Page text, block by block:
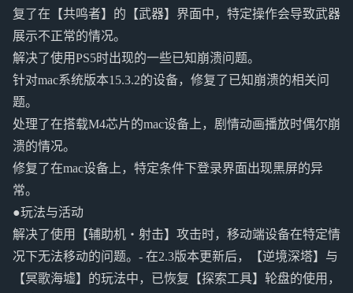
复了在【共鸣者】的【武器】界面中，特定操作会导致武器
展示不正常的情况。
解决了使用PS5时出现的一些已知崩溃问题。
针对mac系统版本15.3.2的设备，修复了已知崩溃的相关问
题。
处理了在搭载M4芯片的mac设备上，剧情动画播放时偶尔崩
溃的情况。
修复了在mac设备上，特定条件下登录界面出现黑屏的异
常。
●玩法与活动
解决了使用【辅助机・射击】攻击时，移动端设备在特定情
况下无法移动的问题。- 在2.3版本更新后，【逆境深塔】与
【冥歌海墟】的玩法中，已恢复【探索工具】轮盘的使用，